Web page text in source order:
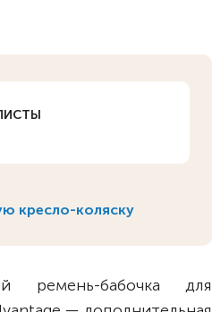
кресло-коляску
ремень-бабочка для